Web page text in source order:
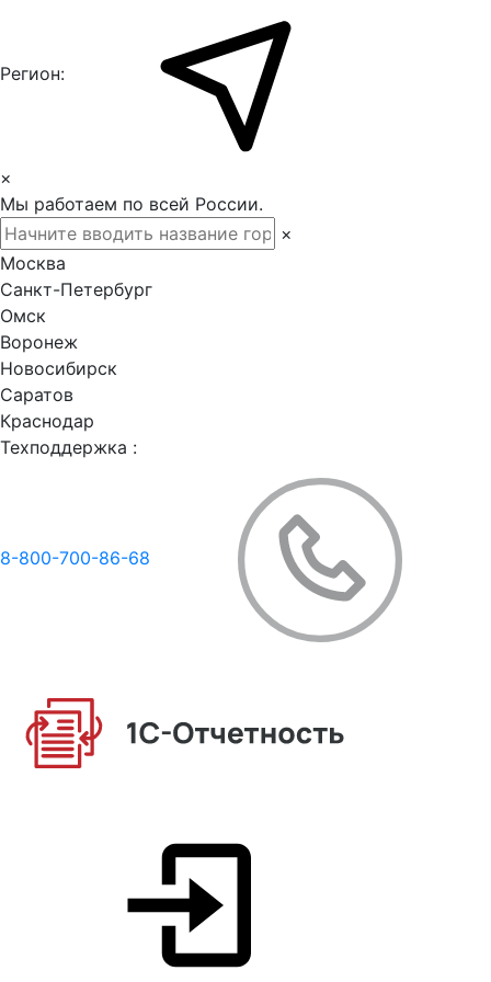
Регион:
×
Мы работаем по всей России.
×
Москва
Санкт-Петербург
Омск
Воронеж
Новосибирск
Саратов
Краснодар
Техподдержка :
8-800-700-86-68